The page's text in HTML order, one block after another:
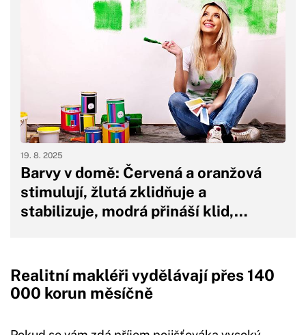
Barvy v domě: Červená a oranžová
stimulují, žlutá zklidňuje a
stabilizuje, modrá přináší klid,…
19. 8. 2025
Realitní makléři vydělávají přes 140
000 korun měsíčně